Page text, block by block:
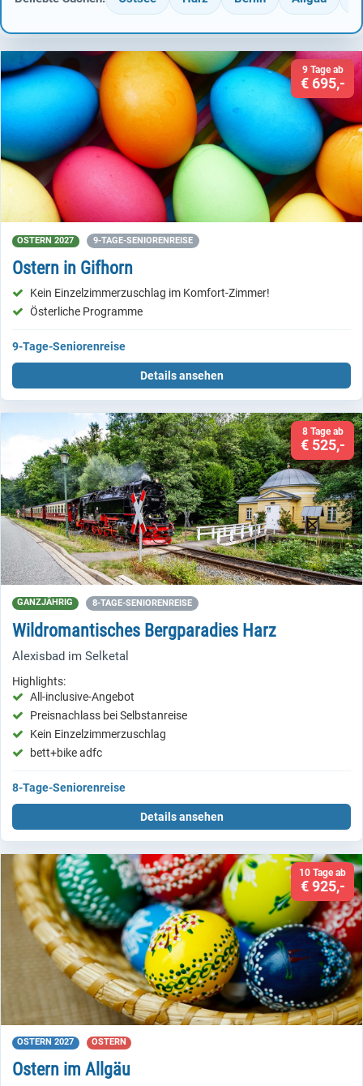
9 Tage ab
€ 695,-
OSTERN 2027 9-TAGE-SENIORENREISE
Ostern in Gifhorn
Kein Einzelzimmerzuschlag im Komfort-Zimmer!
Österliche Programme
9-Tage-Seniorenreise
Details ansehen
8 Tage ab
€ 525,-
GANZJÄHRIG 8-TAGE-SENIORENREISE
Wildromantisches Bergparadies Harz
Alexisbad im Selketal
Highlights:
All-inclusive-Angebot
Preisnachlass bei Selbstanreise
Kein Einzelzimmerzuschlag
bett+bike adfc
8-Tage-Seniorenreise
Details ansehen
10 Tage ab
€ 925,-
OSTERN 2027 OSTERN
Ostern im Allgäu